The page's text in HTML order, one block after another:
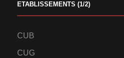
ETABLISSEMENTS (1/2)
CUB
CUG